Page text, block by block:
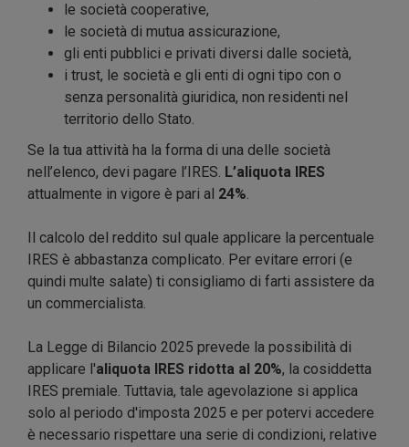
le società cooperative,
le società di mutua assicurazione,
gli enti pubblici e privati diversi dalle società,
i trust, le società e gli enti di ogni tipo con o
senza personalità giuridica, non residenti nel
territorio dello Stato.
Se la tua attività ha la forma di una delle società
nell’elenco, devi pagare l’IRES. L’aliquota IRES
attualmente in vigore è pari al 24%.
Il calcolo del reddito sul quale applicare la percentuale
IRES è abbastanza complicato. Per evitare errori (e
quindi multe salate) ti consigliamo di farti assistere da
un commercialista.
La Legge di Bilancio 2025 prevede la possibilità di
applicare l'aliquota IRES ridotta al 20%, la cosiddetta
IRES premiale. Tuttavia, tale agevolazione si applica
solo al periodo d'imposta 2025 e per potervi accedere
è necessario rispettare una serie di condizioni, relative